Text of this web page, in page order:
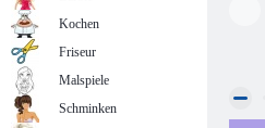
Kochen
Friseur
Malspiele
Schminken